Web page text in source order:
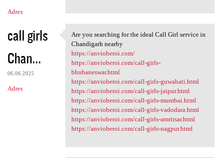
Adres
call girls
Chan...
06.06.2025
Adres
Are you searching for the
Are you searching for the ideal Call Girl service in
Chandigarh nearby
https://anvioberoi.com/
https://anvioberoi.com/call-girls-
bhubaneswar.html
https://anvioberoi.com/call-girls-guwahati.html
https://anvioberoi.com/call-girls-jaipur.html
https://anvioberoi.com/call-girls-mumbai.html
https://anvioberoi.com/call-girls-vadodara.html
https://anvioberoi.com/call-girls-amritsar.html
https://anvioberoi.com/call-girls-nagpur.html